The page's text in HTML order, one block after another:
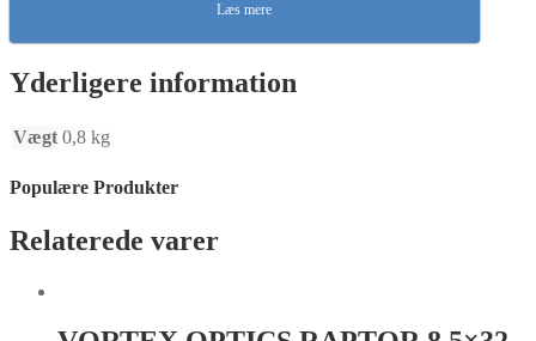
Læs mere
Yderligere information
Vægt 0,8 kg
Populære Produkter
Relaterede varer